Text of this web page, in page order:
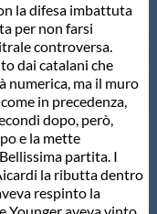
la difesa imbattuta
per non farsi
controversa.
dai catalani che
numerica, ma il muro
in precedenza,
dopo, però,
e la mette
partita. I
la ributta dentro
respinto la